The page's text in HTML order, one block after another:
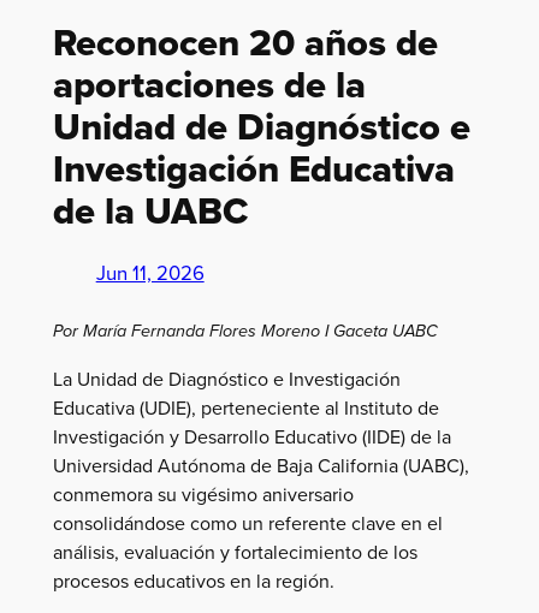
Reconocen 20 años de
aportaciones de la
Unidad de Diagnóstico e
Investigación Educativa
de la UABC
Jun 11, 2026
Por María Fernanda Flores Moreno I Gaceta UABC
La Unidad de Diagnóstico e Investigación
Educativa (UDIE), perteneciente al Instituto de
Investigación y Desarrollo Educativo (IIDE) de la
Universidad Autónoma de Baja California (UABC),
conmemora su vigésimo aniversario
consolidándose como un referente clave en el
análisis, evaluación y fortalecimiento de los
procesos educativos en la región.